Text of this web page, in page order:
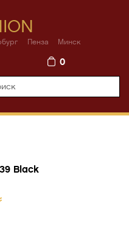
Пенза Минск
0
Black